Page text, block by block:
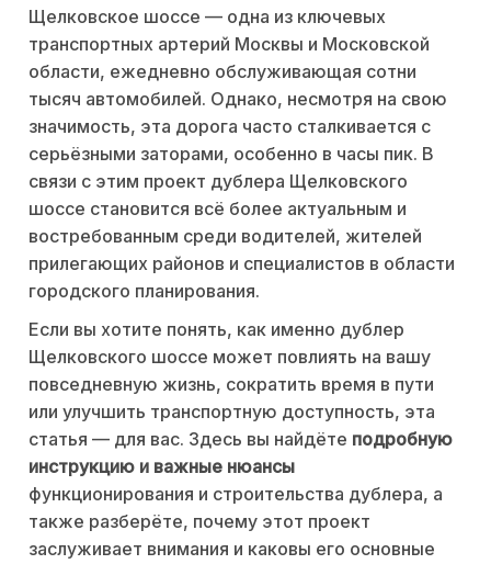
Щелковское шоссе — одна из ключевых
транспортных артерий Москвы и Московской
области, ежедневно обслуживающая сотни
тысяч автомобилей. Однако, несмотря на свою
значимость, эта дорога часто сталкивается с
серьёзными заторами, особенно в часы пик. В
связи с этим проект дублера Щелковского
шоссе становится всё более актуальным и
востребованным среди водителей, жителей
прилегающих районов и специалистов в области
городского планирования.
Если вы хотите понять, как именно дублер
Щелковского шоссе может повлиять на вашу
повседневную жизнь, сократить время в пути
или улучшить транспортную доступность, эта
статья — для вас. Здесь вы найдёте подробную
инструкцию и важные нюансы
функционирования и строительства дублера, а
также разберёте, почему этот проект
заслуживает внимания и каковы его основные